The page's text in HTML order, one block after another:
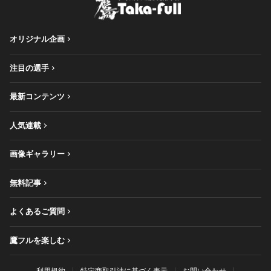
オリジナル企画
注目の選手
最新コンテンツ
人気連載
画像ギャラリー
無料記事
よくあるご質問
鷹フルを楽しむ